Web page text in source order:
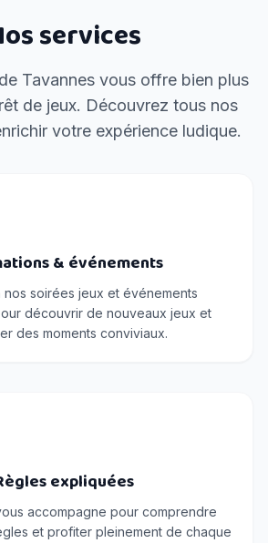
services
Tavannes vous offre bien plus
de jeux. Découvrez tous nos
votre expérience ludique.
& événements
nos soirées jeux et événements
découvrir de nouveaux jeux et
des moments conviviaux.
expliquées
accompagne pour comprendre
et profiter pleinement de chaque